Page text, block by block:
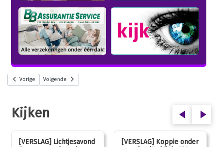
Vorige Volgende
Kijken
[VERSLAG] Lichtjesavond
[VERSLAG] Koppie onder